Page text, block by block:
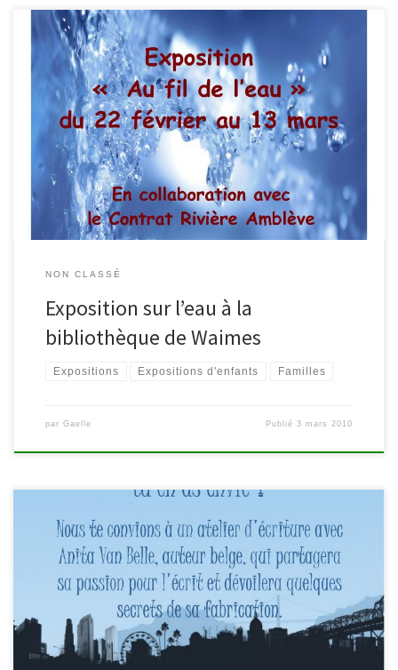
« Au fil de l’eau » exposition jusqu’au 13 mars
NON CLASSÉ
Exposition sur l’eau à la
bibliothèque de Waimes
Expositions Expositions d'enfants Familles
par Gaelle Publié3 mars 2010
Tu as entre 13 et 17 ans, tu aimes écrire ou tu en as envie? Nous te
convions à un atelier d’écriture avec Anita Van Belle, auteur belge,
qui partagera sa passion pour l’écrit et dévoilera quelques secrets
de sa fabrication. A la bibliothèque de Waimes.